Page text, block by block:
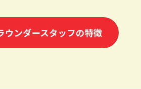
ウンダースタッフの特徴